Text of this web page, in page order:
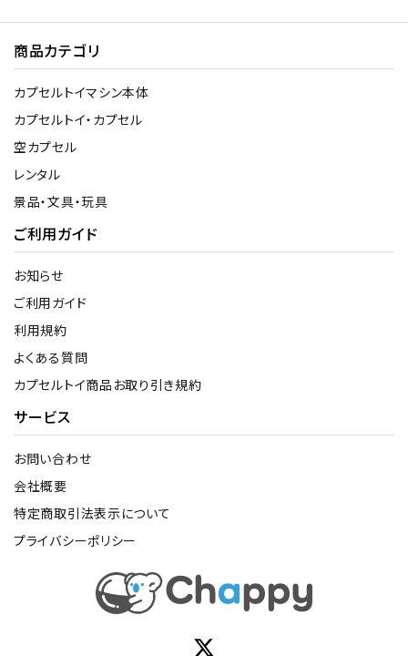
商品カテゴリ
カプセルトイマシン本体
カプセルトイ・カプセル
空カプセル
レンタル
景品・文具・玩具
ご利用ガイド
お知らせ
ご利用ガイド
利用規約
よくある質問
カプセルトイ商品お取り引き規約
サービス
お問い合わせ
会社概要
特定商取引法表示について
プライバシーポリシー